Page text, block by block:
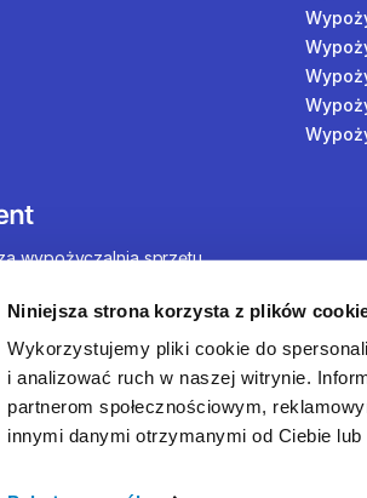
Niniejsza strona korzysta z plików
Wykorzystujemy pliki cookie do
i analizować ruch w naszej witrynie.
partnerom społecznościowym,
innymi danymi otrzymanymi od Ciebie
wypożyczalnia sprzętu
sprzętu do